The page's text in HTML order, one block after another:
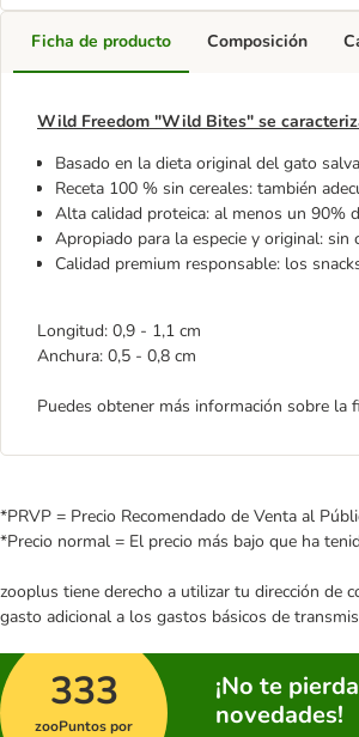
Ficha de producto
Wild Freedom "Wild Bites" se
Basado en la dieta original del gato
Receta 100 % sin cereales: también
Alta calidad proteica: al menos un 90%
Apropiado para la especie y original:
Calidad premium responsable: los
Longitud: 0,9 - 1,1 cm
Anchura: 0,5 - 0,8 cm
Puedes obtener más información sobre
Composición
*PRVP = Precio Recomendado de Venta al
*Precio normal = El precio más bajo que ha
zooplus tiene derecho a utilizar tu dirección de
gasto adicional a los gastos básicos de
333
zooPuntos por
¡No te
novedades!